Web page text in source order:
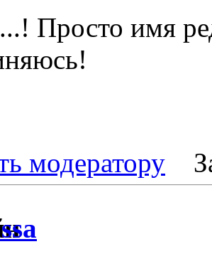
Просто имя
модератору